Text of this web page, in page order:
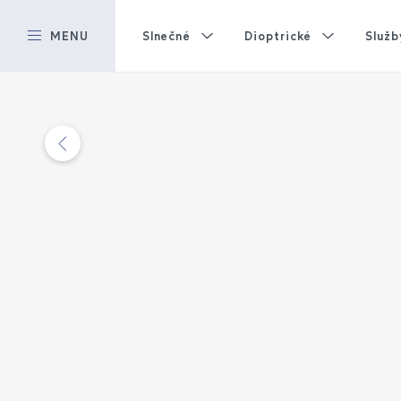
MENU Slnečné Dioptrické